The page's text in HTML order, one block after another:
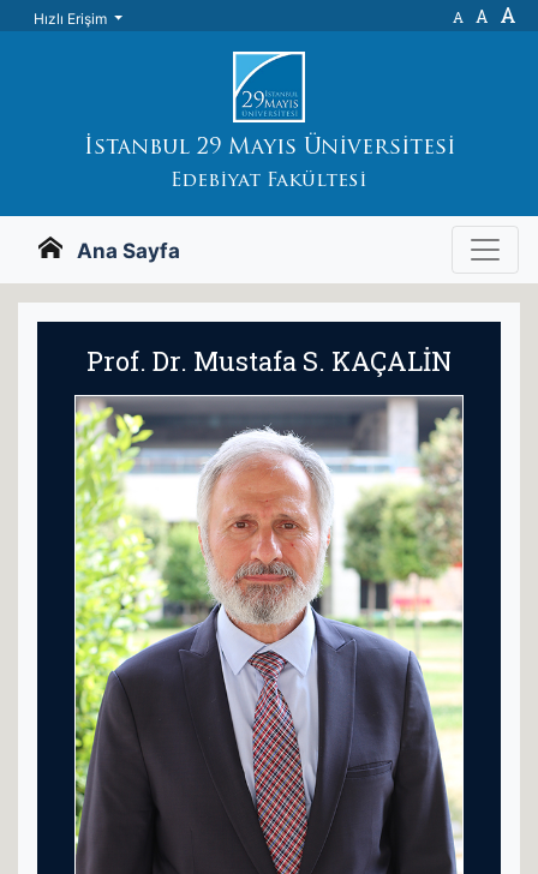
Hızlı Erişim A A A
İstanbul 29 Mayıs Üniversitesi
Edebiyat Fakültesi
Ana Sayfa
Prof. Dr. Mustafa S. KAÇALİN